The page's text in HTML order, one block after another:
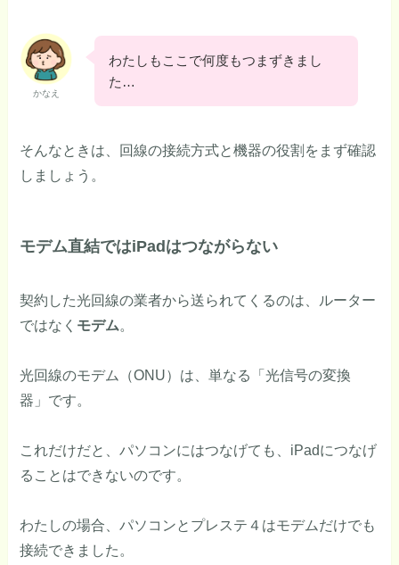
かなえ
わたしもここで何度もつまずきまし
た…
そんなときは、回線の接続方式と機器の役割をまず確認
しましょう。
モデム直結ではiPadはつながらない
契約した光回線の業者から送られてくるのは、ルーター
ではなく モデム。
光回線のモデム（ONU）は、単なる「光信号の変換
器」です。
これだけだと、パソコンにはつなげても、iPadにつなげ
ることはできないのです。
わたしの場合、パソコンとプレステ４はモデムだけでも
接続できました。